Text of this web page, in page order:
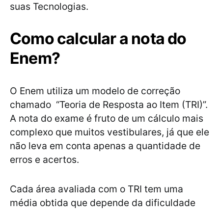
suas Tecnologias.
Como calcular a nota do
Enem?
O Enem utiliza um modelo de correção
chamado “Teoria de Resposta ao Item (TRI)”.
A nota do exame é fruto de um cálculo mais
complexo que muitos vestibulares, já que ele
não leva em conta apenas a quantidade de
erros e acertos.
Cada área avaliada com o TRI tem uma
média obtida que depende da dificuldade